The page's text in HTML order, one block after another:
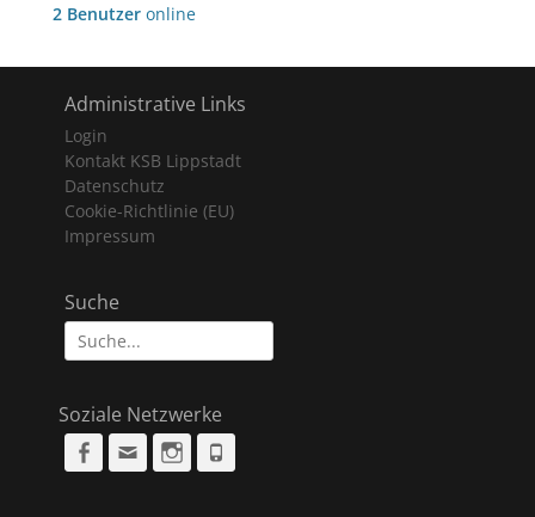
2 Benutzer online
Administrative Links
Login
Kontakt KSB Lippstadt
Datenschutz
Cookie-Richtlinie (EU)
Impressum
Suche
Suche
nach:
Soziale Netzwerke
Facebook
Email Instagram